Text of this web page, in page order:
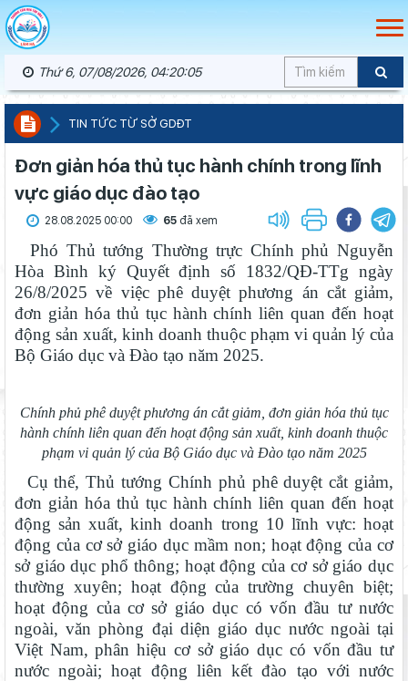
Thứ 6, 07/08/2026, 04:20:06
TIN TỨC TỪ SỞ GDĐT
Đơn giản hóa thủ tục hành chính trong lĩnh
vực giáo dục đào tạo
28.08.2025 00:00 65 đã xem
Phó Thủ tướng Thường trực Chính phủ Nguyễn
Hòa Bình ký Quyết định số 1832/QĐ-TTg ngày
26/8/2025 về việc phê duyệt phương án cắt giảm,
đơn giản hóa thủ tục hành chính liên quan đến hoạt
động sản xuất, kinh doanh thuộc phạm vi quản lý của
Bộ Giáo dục và Đào tạo năm 2025.
Chính phủ phê duyệt phương án cắt giảm, đơn giản hóa thủ tục
hành chính liên quan đến hoạt động sản xuất, kinh doanh thuộc
phạm vi quản lý của Bộ Giáo dục và Đào tạo năm 2025
Cụ thể, Thủ tướng Chính phủ phê duyệt cắt giảm,
đơn giản hóa thủ tục hành chính liên quan đến hoạt
động sản xuất, kinh doanh trong 10 lĩnh vực: hoạt
động của cơ sở giáo dục mầm non; hoạt động của cơ
sở giáo dục phổ thông; hoạt động của cơ sở giáo dục
thường xuyên; hoạt động của trường chuyên biệt;
hoạt động của cơ sở giáo dục có vốn đầu tư nước
ngoài, văn phòng đại diện giáo dục nước ngoài tại
Việt Nam, phân hiệu cơ sở giáo dục có vốn đầu tư
nước ngoài; hoạt động liên kết đào tạo với nước